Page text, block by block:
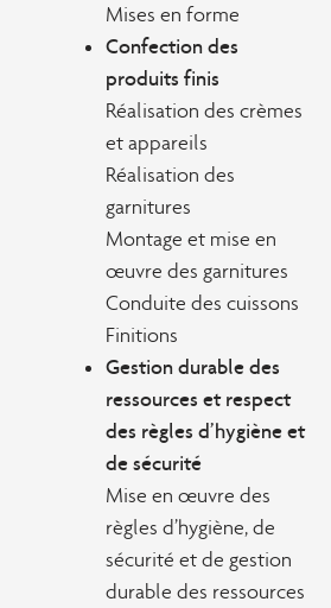
Mises en forme
Confection des
produits finis
Réalisation des crèmes
et appareils
Réalisation des
garnitures
Montage et mise en
œuvre des garnitures
Conduite des cuissons
Finitions
Gestion durable des
ressources et respect
des règles d’hygiène et
de sécurité
Mise en œuvre des
règles d’hygiène, de
sécurité et de gestion
durable des ressources